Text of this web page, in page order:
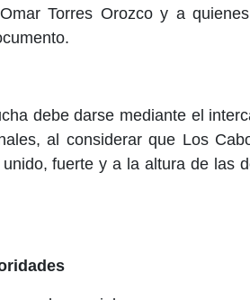
Torres Orozco y a
debe darse mediante el
al considerar que Los
fuerte y a la altura de las